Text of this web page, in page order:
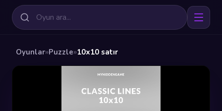
Oyunlar»Puzzle»10x10 satır